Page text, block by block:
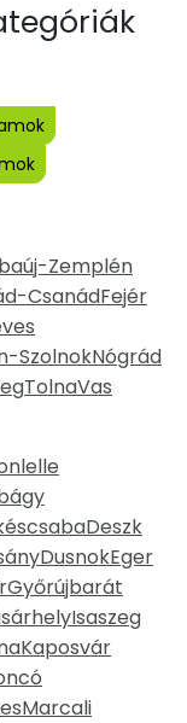
Zemplén
CsanádFejér
SzolnokNógrád
TolnaVas
Deszk
DusnokEger
Győrújbarát
Isaszeg
Kaposvár
Marcali